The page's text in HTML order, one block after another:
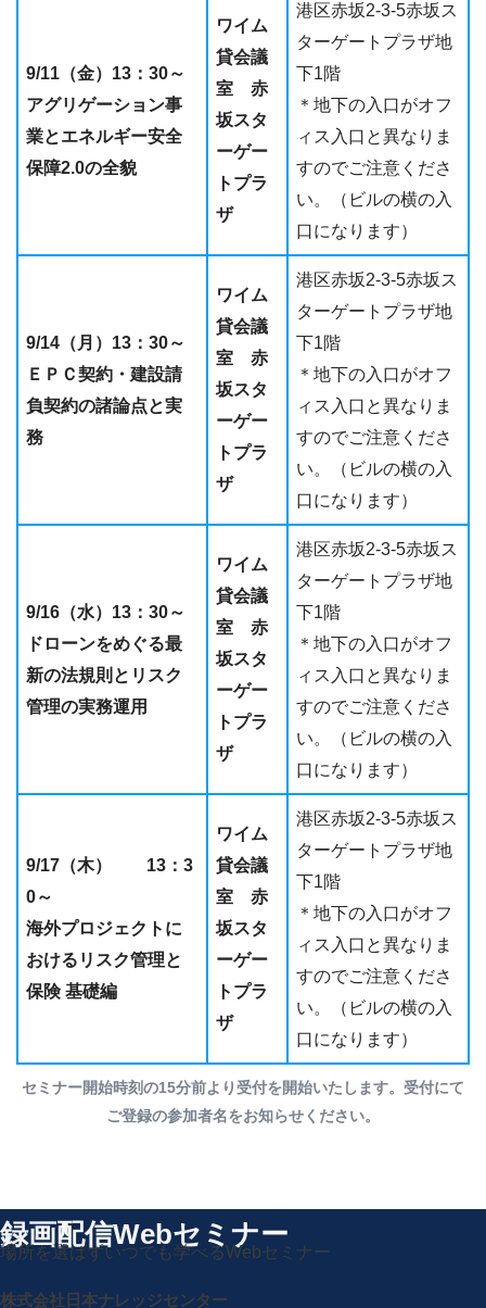
9/11（金）13：30～
アグリゲーション事
業とエネルギー安全
保障2.0の全貌
ワイム
貸会議
室 赤
坂スタ
ーゲー
トプラ
ザ
港区赤坂2-3-5赤坂ス
ターゲートプラザ地
下1階
＊地下の入口がオフ
ィス入口と異なりま
すのでご注意くださ
い。（ビルの横の入
口になります）
9/14（月）13：30～
ＥＰＣ契約・建設請
負契約の諸論点と実
務
ワイム
貸会議
室 赤
坂スタ
ーゲー
トプラ
ザ
港区赤坂2-3-5赤坂ス
ターゲートプラザ地
下1階
＊地下の入口がオフ
ィス入口と異なりま
すのでご注意くださ
い。（ビルの横の入
口になります）
9/16（水）13：30～
ドローンをめぐる最
新の法規則とリスク
管理の実務運用
ワイム
貸会議
室 赤
坂スタ
ーゲー
トプラ
ザ
港区赤坂2-3-5赤坂ス
ターゲートプラザ地
下1階
＊地下の入口がオフ
ィス入口と異なりま
すのでご注意くださ
い。（ビルの横の入
口になります）
9/17（木） 13：3
0～
海外プロジェクトに
おけるリスク管理と
保険 基礎編
ワイム
貸会議
室 赤
坂スタ
ーゲー
トプラ
ザ
港区赤坂2-3-5赤坂ス
ターゲートプラザ地
下1階
＊地下の入口がオフ
ィス入口と異なりま
すのでご注意くださ
い。（ビルの横の入
口になります）
セミナー開始時刻の15分前より受付を開始いたします。受付にて
ご登録の参加者名をお知らせください。
録画配信Webセミナー
場所を選ばずいつでも学べるWebセミナー
株式会社日本ナレッジセンター